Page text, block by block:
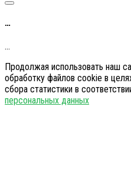
…
…
Продолжая использовать наш
обработку файлов cookie в
сбора статистики в
персональных данных